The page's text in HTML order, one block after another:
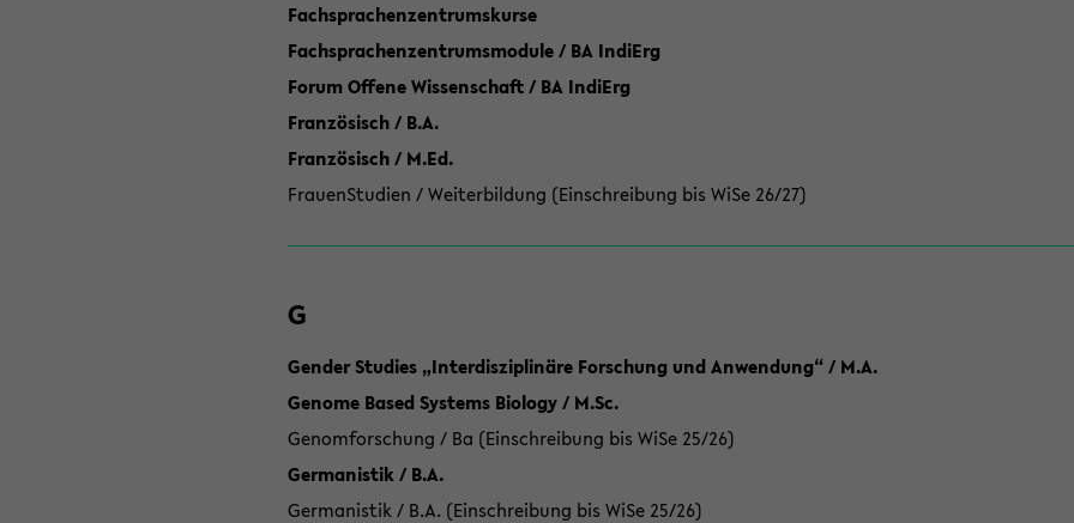
Fachsprachenzentrumskurse
Fachsprachenzentrumsmodule / BA IndiErg
Forum Offene Wissenschaft / BA IndiErg
Französisch / B.A.
Französisch / M.Ed.
FrauenStudien / Weiterbildung (Einschreibung bis WiSe 26/27)
G
Gender Studies „Interdisziplinäre Forschung und Anwendung“ / M.A.
Genome Based Systems Biology / M.Sc.
Genomforschung / Ba (Einschreibung bis WiSe 25/26)
Germanistik / B.A.
Germanistik / B.A. (Einschreibung bis WiSe 25/26)